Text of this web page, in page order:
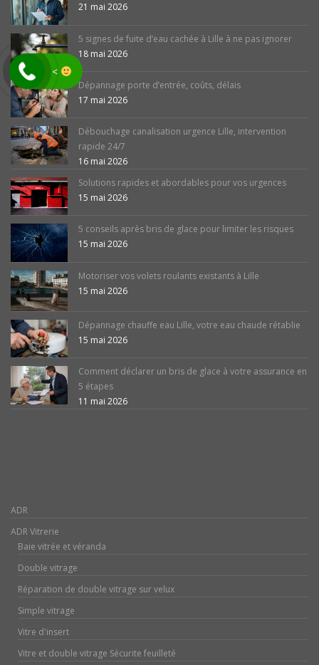
21 mai 2026
5 signes de fuite d’eau cachée à Lille à ne pas ignorer
18 mai 2026
Dépannage porte d’entrée, coûts, délais
17 mai 2026
Débouchage canalisation urgence Lille, intervention
rapide 24/7
16 mai 2026
Solutions rapides et abordables pour vos urgences
15 mai 2026
5 conseils après bris de glace pour limiter les risques
15 mai 2026
Motoriser vos volets roulants existants à Lille
15 mai 2026
Dépannage chauffe eau Lille, votre eau chaude rétablie
15 mai 2026
Comment déclarer un bris de glace à votre assurance en
5 étapes
11 mai 2026
ADR
ADR Vitrerie
Baie vitrée et véranda
Double vitrage
Réparation de double vitrage sur velux
Simple vitrage
Vitre d'insert
Vitre et double vitrage Sécurite feuilleté
<